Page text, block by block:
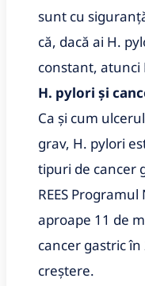
sunt cu
că, dacă ai H.
constant, atunci
H. pylori și
Ca și cum
grav, H. pylori
tipuri de cancer
REES
aproape 11 de
cancer gastric
creștere.